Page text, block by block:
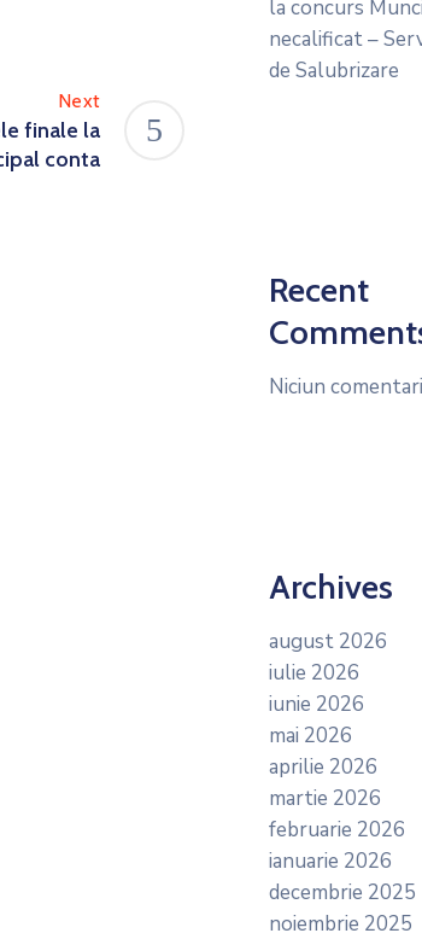
Next
finale la
conta
la concurs
necalificat –
de Salubrizare
Recent
Niciun
Archives
august 2026
iulie 2026
iunie 2026
mai 2026
aprilie 2026
martie 2026
februarie 2026
ianuarie 2026
decembrie 2025
noiembrie 2025